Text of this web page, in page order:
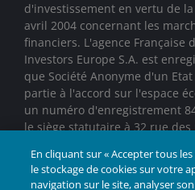
d'investissement en vertu de
avril 2004 concernant les
financiers. L'agence Française
Investors Europe S.A. est
que Société Anonyme d'un
partie à l'accord sur l'espace
un numéro d'enregistrement
le siège statutaire à 32 rue
Janus Henderson® et toutes
En cliquant sur « Accepter tous
le stockage de cookies sur votre
navigation sur le site, analyser